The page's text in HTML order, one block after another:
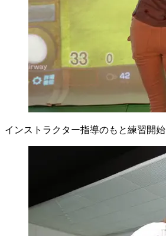
インストラクター指導のもと練習開始